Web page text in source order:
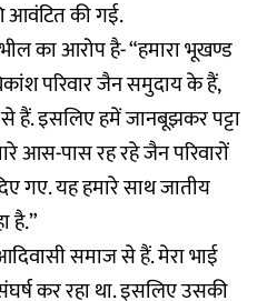
आवंटित की गई.
का आरोप है- “हमारा भूखण्ड
परिवार जैन समुदाय के हैं,
हैं. इसलिए हमें जानबूझकर पट्टा
आस-पास रह रहे जैन परिवारों
गए. यह हमारे साथ जातीय
है.”
समाज से हैं. मेरा भाई
कर रहा था. इसलिए उसकी